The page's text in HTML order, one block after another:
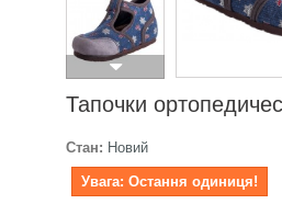
Тапочки
Стан: Новий
Увага: Остання одиниця!